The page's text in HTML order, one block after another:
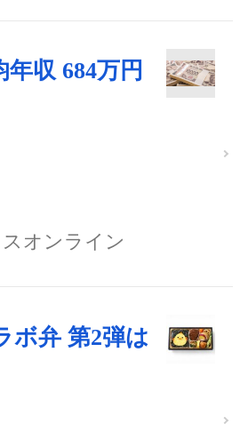
収 684万円
オンライン
ボ弁 第2弾は